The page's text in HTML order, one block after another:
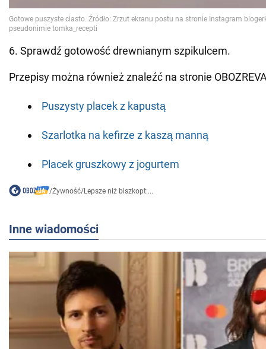
6. Sprawdź gotowość drewnianym szpikulcem.
Przepisy można również znaleźć na stronie
Puszysty placek z kapustą
Szarlotka na kefirze z kaszą manną
Placek gruszkowy z jogurtem
/Żywność/Lepsze niż biszkopt:...
Inne wiadomości